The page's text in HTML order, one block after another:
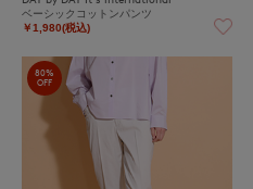
ベーシックコットンパンツ
￥1,980(税込)
80%
OFF